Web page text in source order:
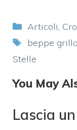
Categorie
Articoli,
Tag
beppe grillo
Stelle
You May
Lascia